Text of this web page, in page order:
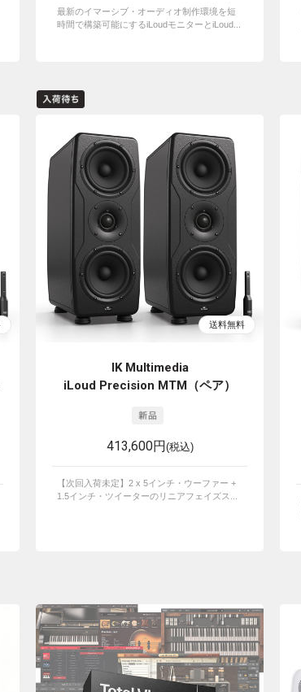
最新のイマーシブ・オーディオ制作環境を短
時間で構築可能にするiLoudモニターとiLoud...
IK Multimedia
iLoud Precision MTM（ペア）
413,600円(税込)
【次回入荷未定】2 x 5インチ・ウーファー +
1.5インチ・ツイーターのリニアフェイズス...